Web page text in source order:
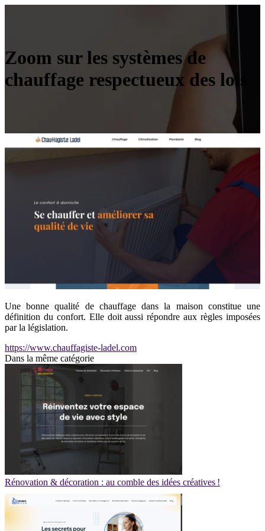
Zoom sur les systèmes de
chauffage respectueux des lois
Une bonne qualité de chauffage dans la maison constitue une
définition du confort. Elle doit aussi répondre aux règles imposées
par la législation.
https://www.chauffagiste-ladel.com
Dans la même catégorie
Rénovation & décoration : au comble des idées créatives !